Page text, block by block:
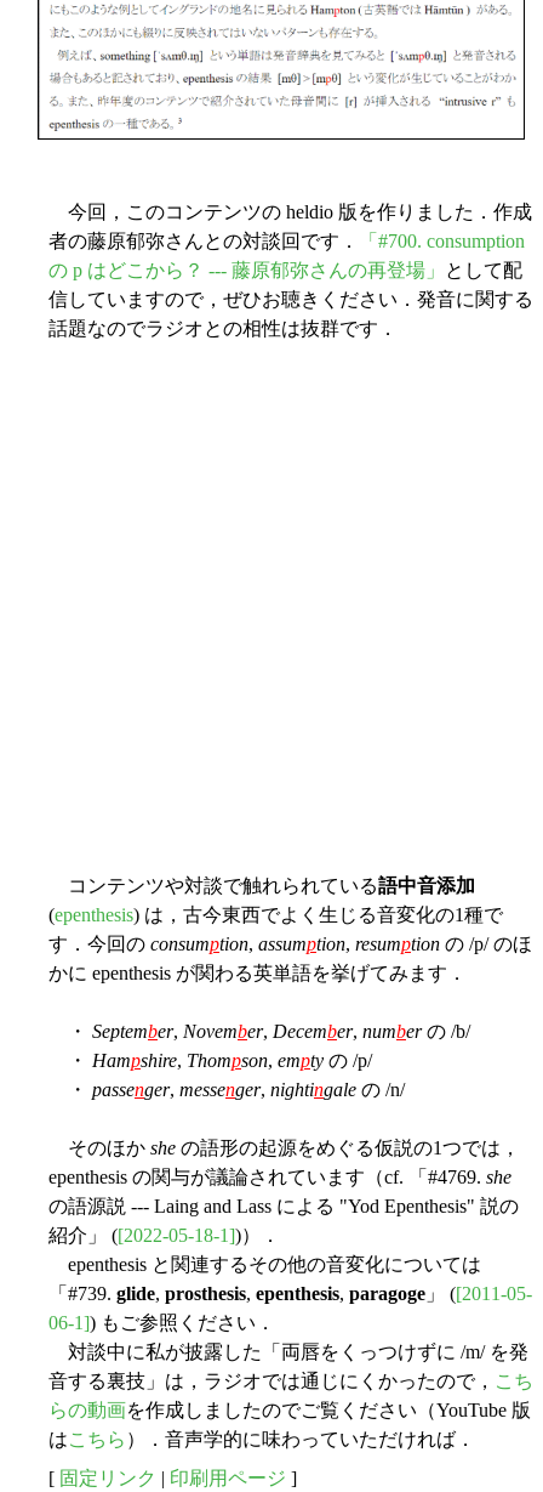
今回，このコンテンツの heldio 版を作りました．作成
者の藤原郁弥さんとの対談回です．
「#700. consumption
の p はどこから？ --- 藤原郁弥さんの再登場」
として配
信していますので，ぜひお聴きください．発音に関する
話題なのでラジオとの相性は抜群です．
コンテンツや対談で触れられている語中音添加
(epenthesis) は，古今東西でよく生じる音変化の1種で
す．今回の consumption, assumption, resumption の /p/ のほ
かに epenthesis が関わる英単語を挙げてみます．
・ September, November, December, numberの /b/
・ Hampshire, Thompson, empty の /p/
・ passenger, messenger, nightingale の /n/
そのほか she の語形の起源をめぐる仮説の1つでは，
epenthesis の関与が議論されています（cf. 「#4769. she
の語源説 --- Laing and Lass による "Yod Epenthesis" 説の
紹介」 ([2022-05-18-1])）．
epenthesis と関連するその他の音変化については
「#739. glide, prosthesis, epenthesis, paragoge 」 ([2011-05-
06-1]) もご参照ください．
対談中に私が披露した「両唇をくっつけずに /m/ を発
音する裏技」は，ラジオでは通じにくかったので， こち
らの動画を作成しましたのでご覧ください（YouTube 版
はこちら ）．音声学的に味わっていただければ．
[ 固定リンク | 印刷用ページ ]